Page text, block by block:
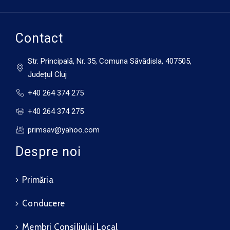
Contact
Str. Principală, Nr. 35, Comuna Săvădisla, 407505,
Județul Cluj
+40 264 374 275
+40 264 374 275
primsav@yahoo.com
Despre noi
Primăria
Conducere
Membri Consiliului Local